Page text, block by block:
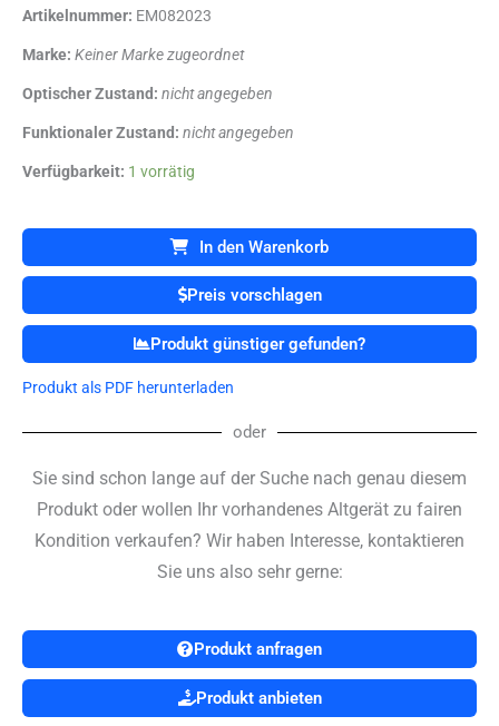
Artikelnummer: EM082023
Marke: Keiner Marke zugeordnet
Optischer Zustand: nicht angegeben
Funktionaler Zustand: nicht angegeben
Verfügbarkeit: 1 vorrätig
Karl
//
11301
AA1
Scope
In den Warenkorb
Preis vorschlagen
Produkt günstiger gefunden?
Produkt als PDF herunterladen
oder
Sie sind schon lange auf der Suche nach genau diesem
Produkt oder wollen Ihr vorhandenes Altgerät zu fairen
Kondition verkaufen? Wir haben Interesse, kontaktieren
Sie uns also sehr gerne:
Produkt anfragen
Produkt anbieten